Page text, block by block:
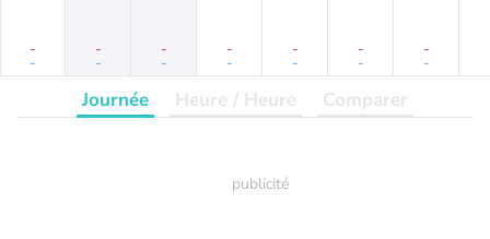
-
-
-
-
-
-
-
-
-
-
-
-
-
-
Journée Heure / Heure Comparer